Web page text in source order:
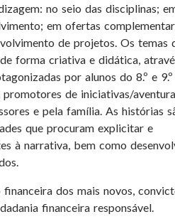
no seio das disciplinas;
em ofertas
de projetos. Os temas
forma criativa e didática,
por alunos do 8.º e 9.º
promotores de iniciativas/
e pela família. As histórias
que procuram explicitar e
à narrativa, bem como
dos mais novos,
financeira responsável.